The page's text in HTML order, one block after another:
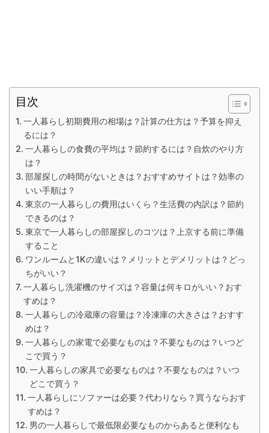
目次
一人暮らし初期費用の相場は？計算の仕方は？予算を抑え
るには？
一人暮らしの食費の平均は？節約するには？自炊のやり方
は？
部屋探しの時間がないときは？おすすめサイトは？効率の
いい手順は？
東京の一人暮らしの費用はいくら？生活費の内訳は？節約
できるのは？
東京で一人暮らしの部屋探しのコツは？上京する前に準備
すること
ワンルームと1Kの違いは？メリットとデメリットは？どっ
ちがいい？
一人暮らし洗濯機のサイズは？容量は何キロがいい？おす
すめは？
一人暮らしの冷蔵庫の容量は？冷凍庫の大きさは？おすす
めは？
一人暮らしの家電で必要なものは？不要なものは？いつど
こで買う？
一人暮らしの家具で必要なものは？不要なものは？いつ
どこで買う？
一人暮らしにソファーは必要？代わりなら？買うならおす
すめは？
男の一人暮らしで最低限必要なものからあると便利なも